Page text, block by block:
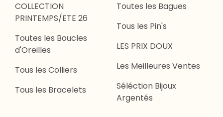
COLLECTION
PRINTEMPS/ETE 26
Toutes les Boucles
d'Oreilles
Tous les Colliers
Tous les Bracelets
Toutes les Bagues
Tous les Pin's
LES PRIX DOUX
Les Meilleures Ventes
Séléction Bijoux
Argentés